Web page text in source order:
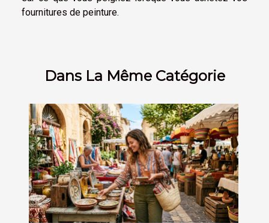
fournitures de peinture.
Dans La Même Catégorie